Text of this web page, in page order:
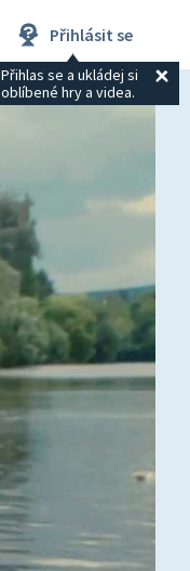
Přihlásit se
Přihlas se a ukládej si
oblíbené hry a videa.